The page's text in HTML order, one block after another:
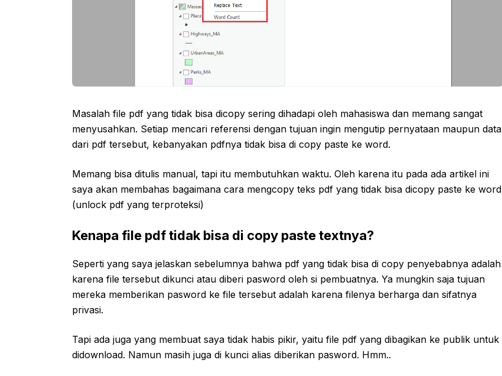
Masalah file pdf yang tidak bisa dicopy sering dihadapi oleh mahasiswa dan memang sangat
menyusahkan. Setiap mencari referensi dengan tujuan ingin mengutip pernyataan maupun data
dari pdf tersebut, kebanyakan pdfnya tidak bisa di copy paste ke word.
Memang bisa ditulis manual, tapi itu membutuhkan waktu. Oleh karena itu pada ada artikel ini
saya akan membahas bagaimana cara mengcopy teks pdf yang tidak bisa dicopy paste ke word
(unlock pdf yang terproteksi)
Kenapa file pdf tidak bisa di copy paste textnya?
Seperti yang saya jelaskan sebelumnya bahwa pdf yang tidak bisa di copy penyebabnya adalah
karena file tersebut dikunci atau diberi pasword oleh si pembuatnya. Ya mungkin saja tujuan
mereka memberikan pasword ke file tersebut adalah karena filenya berharga dan sifatnya
privasi.
Tapi ada juga yang membuat saya tidak habis pikir, yaitu file pdf yang dibagikan ke publik untuk
didownload. Namun masih juga di kunci alias diberikan pasword. Hmm..